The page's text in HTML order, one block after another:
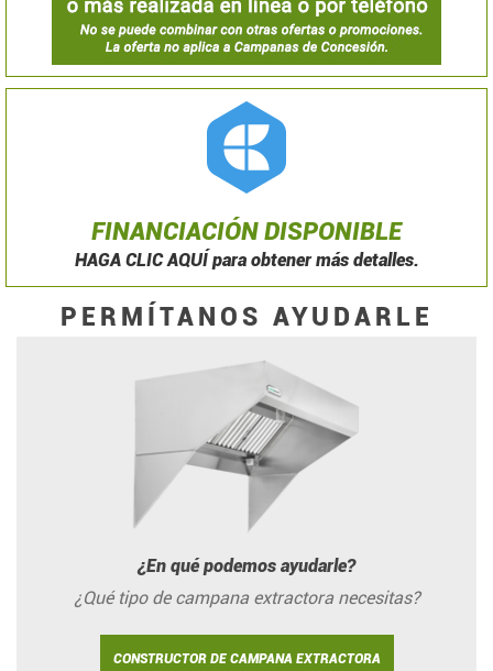
FINANCIACIÓN DISPONIBLE
HAGA CLIC AQUÍ para obtener más detalles.
PERMÍTANOS AYUDARLE
¿En qué podemos ayudarle?
¿Qué tipo de campana extractora necesitas?
CONSTRUCTOR DE CAMPANA EXTRACTORA